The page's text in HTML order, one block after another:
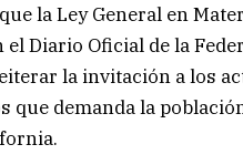
la Ley General en
el Diario Oficial de la
la invitación a los
que demanda la